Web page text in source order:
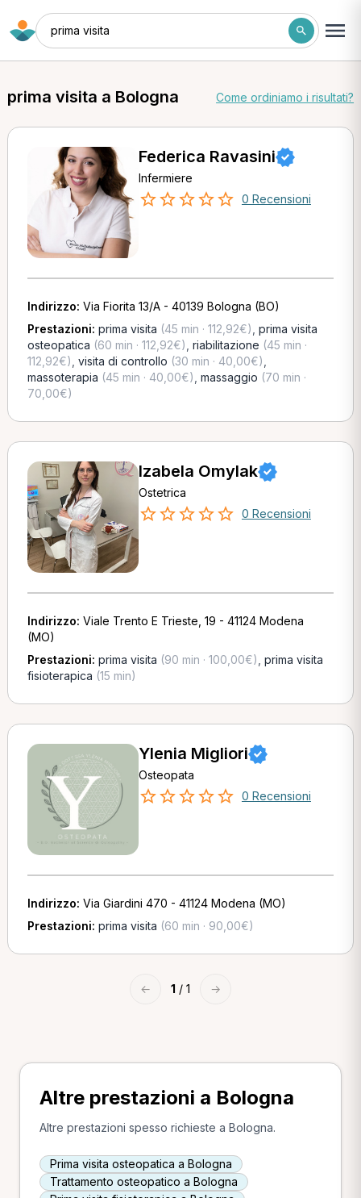
prima visita
prima visita a Bologna Come ordiniamo i risultati?
Federica Ravasini
Infermiere
0 Recensioni
Indirizzo: Via Fiorita 13/A - 40139 Bologna (BO)
Prestazioni: prima visita (45 min · 112,92€) prima visita
osteopatica (60 min · 112,92€) riabilitazione (45 min ·
112,92€) visita di controllo (30 min · 40,00€)
massoterapia (45 min · 40,00€) massaggio (70 min ·
70,00€)
Izabela Omylak
Ostetrica
0 Recensioni
Indirizzo: Viale Trento E Trieste, 19 - 41124 Modena
(MO)
Prestazioni: prima visita (90 min · 100,00€) prima visita
fisioterapica (15 min)
Ylenia Migliori
Osteopata
0 Recensioni
Indirizzo: Via Giardini 470 - 41124 Modena (MO)
Prestazioni: prima visita (60 min · 90,00€)
← 1 / 1 →
Altre prestazioni a Bologna
Altre prestazioni spesso richieste a Bologna.
Prima visita osteopatica a Bologna
Trattamento osteopatico a Bologna